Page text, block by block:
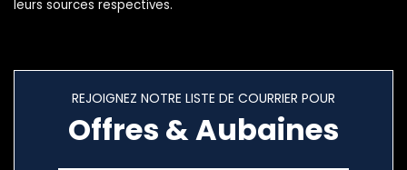
leurs sources respectives.
REJOIGNEZ NOTRE LISTE DE COURRIER POUR
Offres & Aubaines